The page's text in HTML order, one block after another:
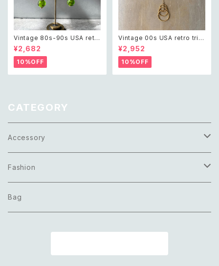
Vintage 80s-90s USA retr
o green glass beads pierc
e レトロ アメリカ ヴィンテージ
アクセサリー グリーン 緑 ガラス
ビーズ ピアス/イヤリング
¥2,682
10%OFF
Vintage 00s USA retro tripl
e twist circle design neckl
ace レトロ アメリカ ヴィンテー
ジ アクセサリー ゴールド トリプ
ル ツイスト サークル デザイン
ネックレス
¥2,952
10%OFF
CATEGORY
Accessory
Necklace
Pierce
Fashion
Tops
Bag